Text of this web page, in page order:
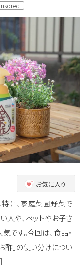
お気に入り
に、家庭菜園野菜で
人や、ペットやお子さ
です。今回は、食品・
酢」の使い分けについ